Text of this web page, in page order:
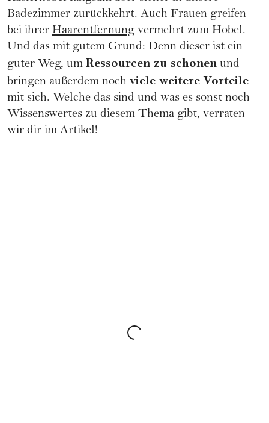
Badezimmer zurückkehrt. Auch Frauen greifen
bei ihrer Haarentfernung vermehrt zum Hobel.
Und das mit gutem Grund: Denn dieser ist ein
guter Weg, um Ressourcen zu schonen und
bringen außerdem noch viele weitere Vorteile
mit sich. Welche das sind und was es sonst noch
Wissenswertes zu diesem Thema gibt, verraten
wir dir im Artikel!